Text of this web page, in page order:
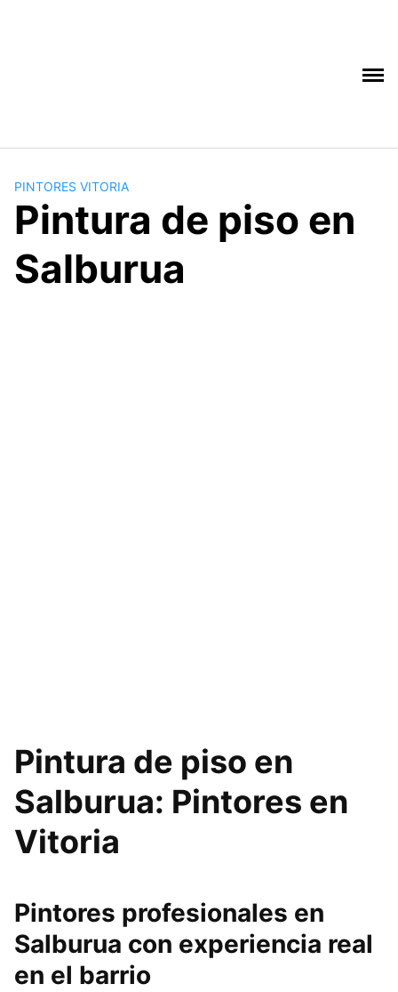
PINTORES VITORIA
Pintura de piso en
Salburua
Pintura de piso en
Salburua: Pintores en
Vitoria
Pintores profesionales en
Salburua con experiencia real
en el barrio